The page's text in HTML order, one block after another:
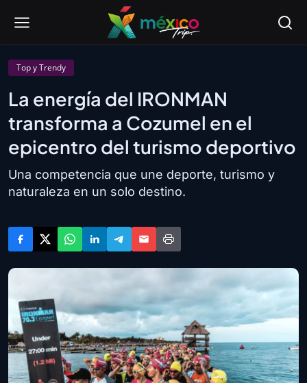
Top y Trendy
La energía del IRONMAN
transforma a Cozumel en el
epicentro del turismo deportivo
Una competencia que une deporte, turismo y
naturaleza en un solo destino.